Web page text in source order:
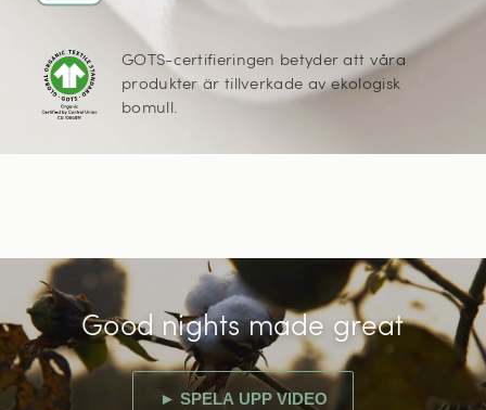
GOTS-certifieringen betyder att våra
produkter är tillverkade av ekologisk
bomull.
Good nights made great
► SPELA UPP VIDEO